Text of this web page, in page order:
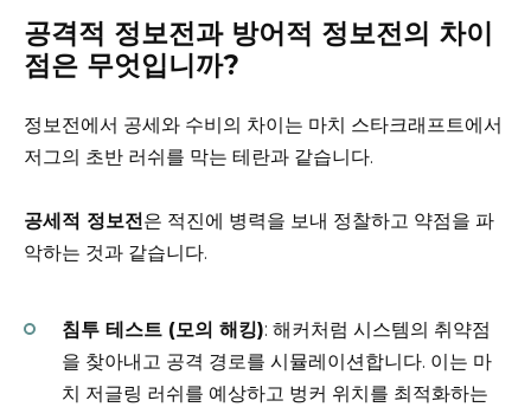
공격적 정보전과 방어적 정보전의 차이
점은 무엇입니까?
정보전에서 공세와 수비의 차이는 마치 스타크래프트에서
저그의 초반 러쉬를 막는 테란과 같습니다.
공세적 정보전은 적진에 병력을 보내 정찰하고 약점을 파
악하는 것과 같습니다.
침투 테스트 (모의 해킹): 해커처럼 시스템의 취약점
을 찾아내고 공격 경로를 시뮬레이션합니다. 이는 마
치 저글링 러쉬를 예상하고 벙커 위치를 최적화하는